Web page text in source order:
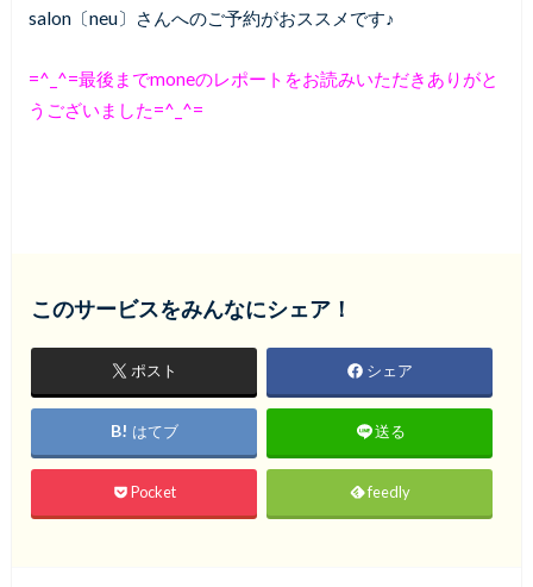
salon〔neu〕さんへのご予約がおススメです♪
=^_^=最後までmoneのレポートをお読みいただきありがと
うございました=^_^=
このサービスをみんなにシェア！
ポスト シェア
はてブ 送る
Pocket feedly